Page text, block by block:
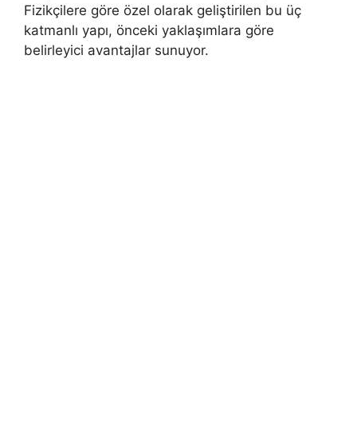
Fizikçilere göre özel olarak geliştirilen bu üç
katmanlı yapı, önceki yaklaşımlara göre
belirleyici avantajlar sunuyor.